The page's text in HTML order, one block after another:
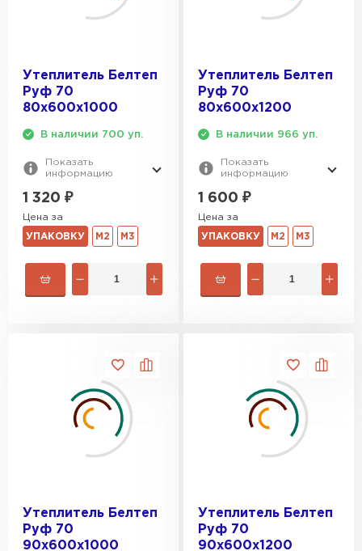
Утеплитель Белтеп
Руф 70
80х600х1000
В наличии 700 уп.
Показать
информацию
1 320 ₽
Цена за
УПАКОВКУ М2 М3
Утеплитель Белтеп
Руф 70
80х600х1200
В наличии 966 уп.
Показать
информацию
1 600 ₽
Цена за
УПАКОВКУ М2 М3
Утеплитель Белтеп
Руф 70
90х600х1000
Утеплитель Белтеп
Руф 70
90х600х1200
Утеплитель Ursa
Гипсокартон
ПЕРЕЙТИ
Сэндвич-панели
Утеплитель Baswool